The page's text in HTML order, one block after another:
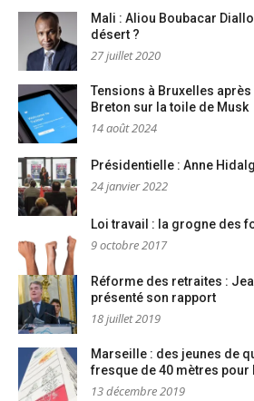
Mali : Aliou Boubacar
désert ?
27 juillet 2020
Tensions à Bruxelles après
Breton sur la toile de Musk
14 août 2024
Présidentielle : Anne
24 janvier 2022
Loi travail : la grogne des
9 octobre 2017
Réforme des retraites :
présenté son rapport
18 juillet 2019
Marseille : des jeunes de
fresque de 40 mètres
13 décembre 2019